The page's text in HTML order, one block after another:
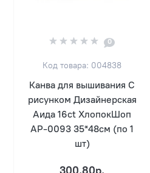
0
Код товара: 004838
Канва для вышивания С
рисунком Дизайнерская
Аида 16ct ХлопокШоп
АР-0093 35*48см (по 1
шт)